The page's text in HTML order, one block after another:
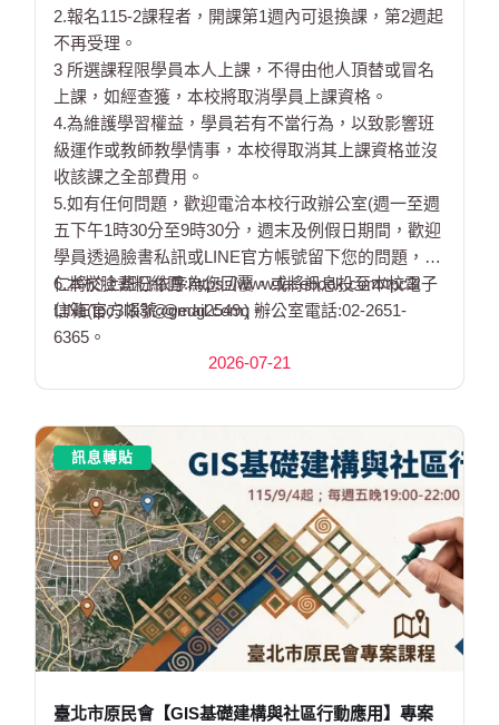
2.報名115-2課程者，開課第1週內可退換課，第2週起
不再受理。
3 所選課程限學員本人上課，不得由他人頂替或冒名
上課，如經查獲，本校將取消學員上課資格。
4.為維護學習權益，學員若有不當行為，以致影響班
級運作或教師教學情事，本校得取消其上課資格並沒
收該課之全部費用。
5.如有任何問題，歡迎電洽本校行政辦公室(週一至週
五下午1時30分至9時30分，週末及例假日期間，歡迎
學員透過臉書私訊或LINE官方帳號留下您的問題，同
仁將於上班日依序為您回覆，或將訊息投至本校電子
信箱(tpc3i3i3i@gmail.com)。
6.本校臉書粉絲團:https://www.facebook.com/tpc3i
LINE官方帳號:@edg2549q 辦公室電話:02-2651-
6365。
2026-07-21
訊息轉貼
臺北市原民會【GIS基礎建構與社區行動應用】專案